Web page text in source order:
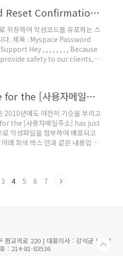
어 사용자로 하여금 jpg 파일인 것
자를 자세히 살펴보시기 바랍니다.
부된 파일이 실행되면 대량의 스팸
네트워크 트래픽을 모니터링 ..
Myspace Password Reset Confirmation! Your Support
위장하여 악성코드를 유포하는 스
다. 제목 : Myspace Password
Hey , , , , , , , , Because
safety to our clients,
Thanks, The Myspace
은 V3 제품군에서 Win-
A new settings file for the [사용자메일주소] has just be released
2010년에도 여전히 기승을 부리고
the [사용자메일주소] has just
악성파일을 첨부하여 배포되고
래 회색 박스 안과 같은 내용입니
Dear use of the ahnlab.com
mailing service your mailbox
3 4 5 6 7
판교역로 220 | 대표이사 : 강석균 | 사업
: 214-81-83536